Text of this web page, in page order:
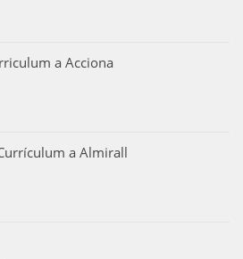
a Acciona
a Almirall